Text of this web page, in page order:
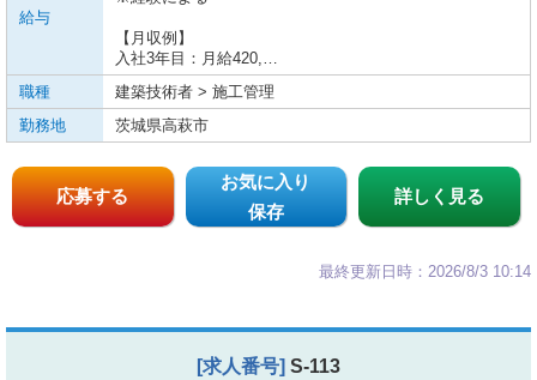
給与
【月収例】
入社3年目：月給420,…
職種
建築技術者 > 施工管理
勤務地
茨城県高萩市
応募する
お気に入り
保存
詳しく見る
最終更新日時：2026/8/3 10:14
[求人番号] S-113